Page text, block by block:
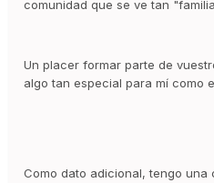
comunidad que se ve tan
Un placer formar parte de
algo tan especial para mí como
Como dato adicional, tengo una